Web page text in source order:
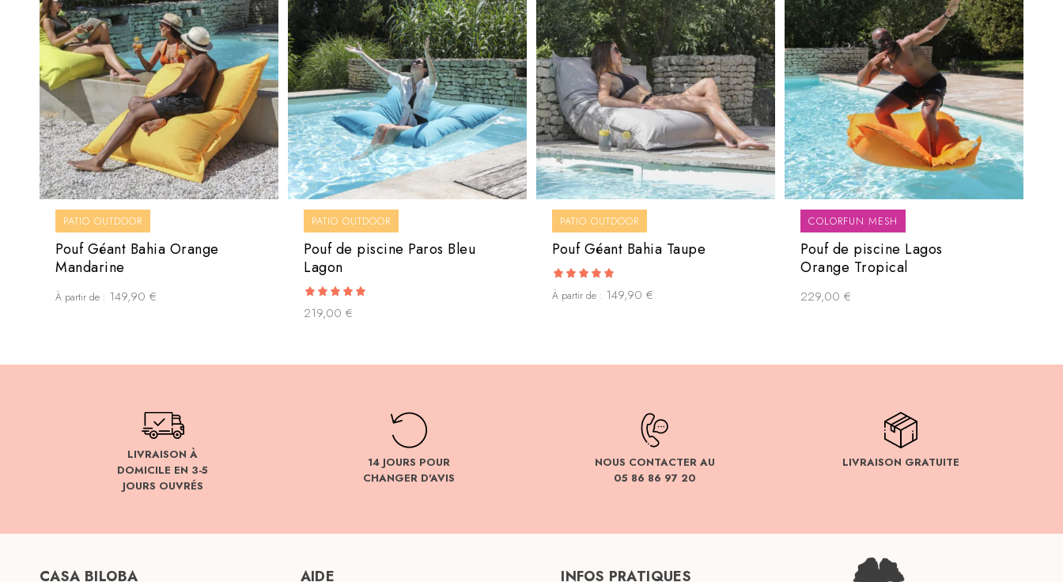
PATIO OUTDOOR
Pouf Géant Bahia Orange
Mandarine
À partir de : 149,90 €
PATIO OUTDOOR
Pouf de piscine Paros Bleu
Lagon
5.00
219,00€
PATIO OUTDOOR
Pouf Géant Bahia Taupe
5.00
À partir de : 149,90€
COLORFUN MESH
Pouf de piscine Lagos
Orange Tropical
229,00€
LIVRAISON À
DOMICILE EN 3-5
JOURS OUVRÉS
14 JOURS POUR
CHANGER D'AVIS
NOUS CONTACTER AU
05 86 86 97 20
LIVRAISON GRATUITE
CASA BILOBA AIDE INFOS PRATIQUES